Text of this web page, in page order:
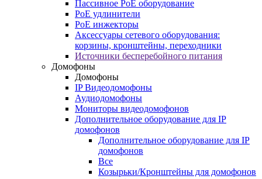
Пассивное PoE оборудование
PoE удлинители
PoE инжекторы
Аксессуары сетевого оборудования:
корзины, кронштейны, переходники
Источники бесперебойного питания
Домофоны
Домофоны
IP Видеодомофоны
Аудиодомофоны
Мониторы видеодомофонов
Дополнительное оборудование для IP
домофонов
Дополнительное оборудование для IP
домофонов
Все
Козырьки/Кронштейны для домофонов